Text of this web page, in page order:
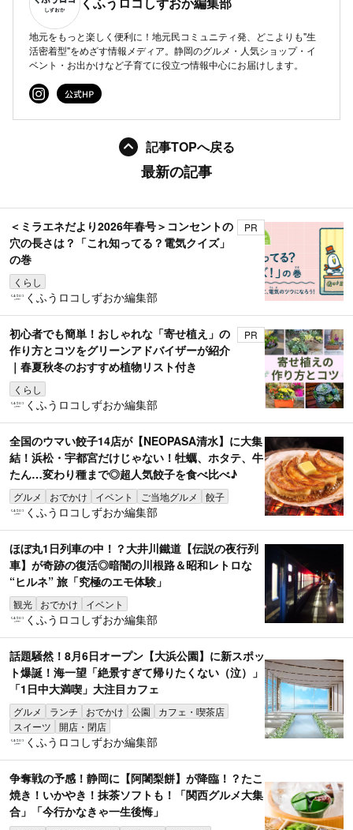
地元をもっと楽しく便利に！地元民コミュニティ発、どこよりも"生
活密着型"をめざす情報メディア。静岡のグルメ・人気ショップ・イ
ベント・お出かけなど子育てに役立つ情報中心にお届けします。
記事TOPへ戻る
最新の記事
＜ミラエネだより2026年春号＞コンセントの
穴の長さは？「これ知ってる？電気クイズ」
の巻
くらし
PR
くふうロコしずおか編集部
初心者でも簡単！おしゃれな「寄せ植え」の
作り方とコツをグリーンアドバイザーが紹介
｜春夏秋冬のおすすめ植物リスト付き
くらし
PR
くふうロコしずおか編集部
全国のウマい餃子14店が【NEOPASA清水】に大集
結！浜松・宇都宮だけじゃない！牡蠣、ホタテ、牛
たん…変わり種まで◎超人気餃子を食べ比べ♪
グルメ おでかけ イベント ご当地グルメ 餃子
くふうロコしずおか編集部
ほぼ丸1日列車の中！？大井川鐵道【伝説の夜行列
車】が奇跡の復活◎暗闇の川根路＆昭和レトロな
“ヒルネ” 旅「究極のエモ体験」
観光 おでかけ イベント
くふうロコしずおか編集部
話題騒然！8月6日オープン【大浜公園】に新スポッ
ト爆誕！海一望「絶景すぎて帰りたくない（泣）」
「1日中大満喫」大注目カフェ
グルメ ランチ おでかけ 公園
カフェ・喫茶店
スイーツ
開店・閉店
くふうロコしずおか編集部
争奪戦の予感！静岡に【阿闍梨餅】が降臨！？たこ
焼き！いかやき！抹茶ソフトも！「関西グルメ大集
合」「今行かなきゃ一生後悔」